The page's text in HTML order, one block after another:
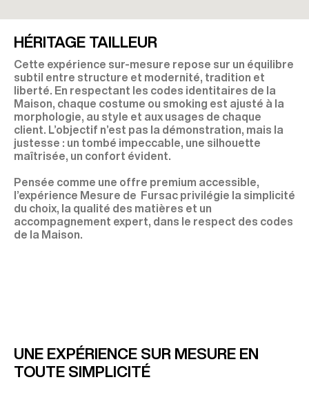
HÉRITAGE TAILLEUR
Cette expérience sur-mesure repose sur un équilibre
subtil entre structure et modernité, tradition et
liberté. En respectant les codes identitaires de la
Maison, chaque costume ou smoking est ajusté à la
morphologie, au style et aux usages de chaque
client. L’objectif n’est pas la démonstration, mais la
justesse : un tombé impeccable, une silhouette
maîtrisée, un confort évident.
Pensée comme une offre premium accessible,
l’expérience Mesure de Fursac privilégie la simplicité
du choix, la qualité des matières et un
accompagnement expert, dans le respect des codes
de la Maison.
UNE EXPÉRIENCE SUR MESURE EN
TOUTE SIMPLICITÉ